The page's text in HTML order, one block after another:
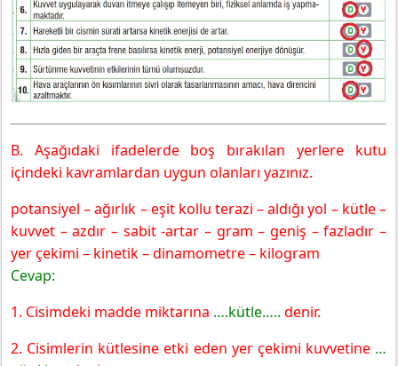
B. Aşağıdaki ifadelerde boş bırakılan yerlere kutu
içindeki kavramlardan uygun olanları yazınız.
potansiyel – ağırlık – eşit kollu terazi – aldığı yol – kütle –
kuvvet – azdır – sabit -artar – gram – geniş – fazladır –
yer çekimi – kinetik – dinamometre – kilogram
Cevap:
1. Cisimdeki madde miktarına ….kütle….. denir.
2. Cisimlerin kütlesine etki eden yer çekimi kuvvetine …